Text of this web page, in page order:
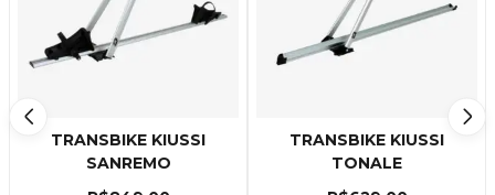
TRANSBIKE KIUSSI
SANREMO
TRANSBIKE KIUSSI
TONALE